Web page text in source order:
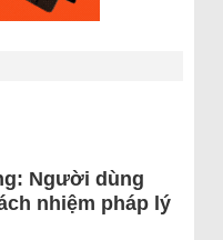
Người dùng
nhiệm pháp lý